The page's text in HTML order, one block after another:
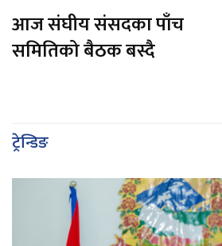
आज संघीय संसदका पाँच
समितिको बैठक बस्दै
ट्रेन्डिङ